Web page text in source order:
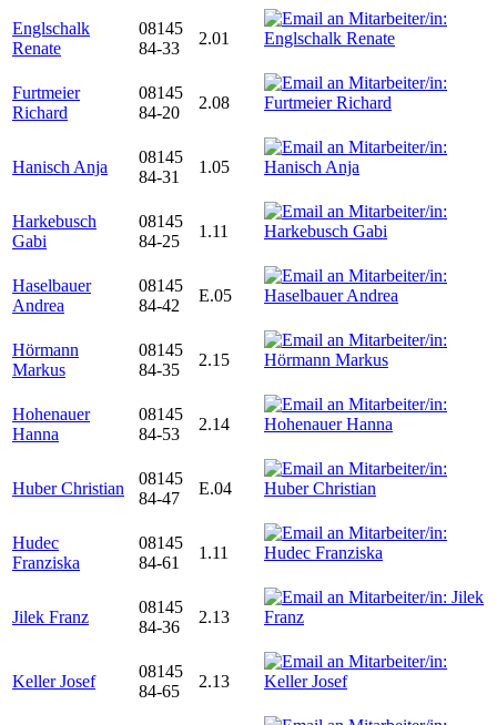
Englschalk
Renate
08145
84-33
2.01
Furtmeier
Richard
08145
84-20
2.08
Hanisch Anja
08145
84-31
1.05
Harkebusch
Gabi
08145
84-25
1.11
Haselbauer
Andrea
08145
84-42
E.05
Hörmann
Markus
08145
84-35
2.15
Hohenauer
Hanna
08145
84-53
2.14
Huber Christian
08145
84-47
E.04
Hudec
Franziska
08145
84-61
1.11
Jilek Franz
08145
84-36
2.13
Keller Josef
08145
84-65
2.13